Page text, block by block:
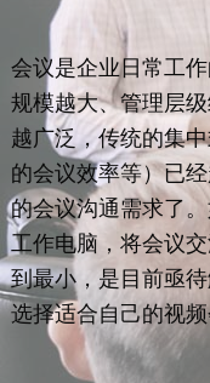
会议是企业日常工
规模越大、管理层
越广泛，传统的集
的会议效率等）已
的会议沟通需求了
工作电脑，将会议
到最小，是目前亟
选择适合自己的视